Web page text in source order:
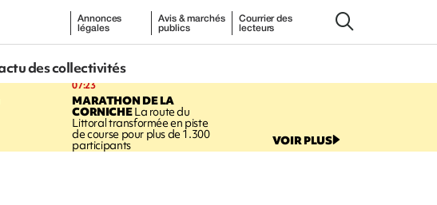
Annonces
légales
Avis & marchés
publics
Courrier des
lecteurs
des collectivités
07:23
MARATHON DE LA
CORNICHELa route du
Littoral transformée en piste
de course pour plus de 1.300
participants VOIR PLUS